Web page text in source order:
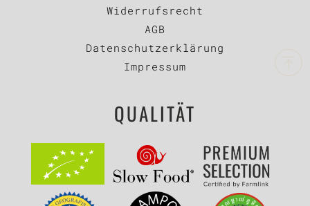
Widerrufsrecht
AGB
Datenschutzerklärung
Impressum
QUALITÄT